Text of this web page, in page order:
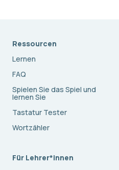
Ressourcen
Lernen
FAQ
Spielen Sie das Spiel und
lernen Sie
Tastatur Tester
Wortzähler
Für Lehrer*innen